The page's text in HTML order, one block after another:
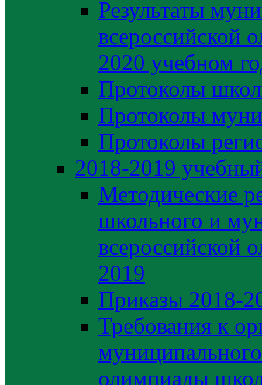
Результаты
всероссийской
2020 учебном
Протоколы
Протоколы
Протоколы
2018-2019
Методические
школьного и
всероссийской
2019
Приказы 2018-
Требования к
олимпиады